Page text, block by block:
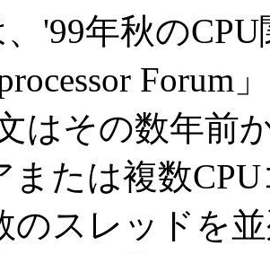
'99年秋の
はその数年前
または複数
のスレッドを